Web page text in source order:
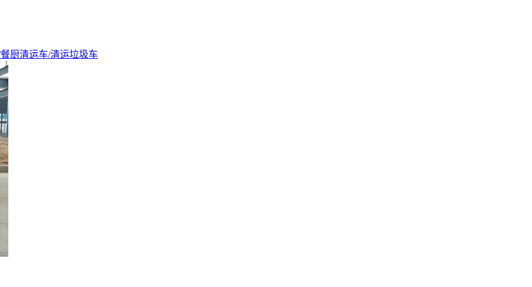
厨清运车/清运垃圾车